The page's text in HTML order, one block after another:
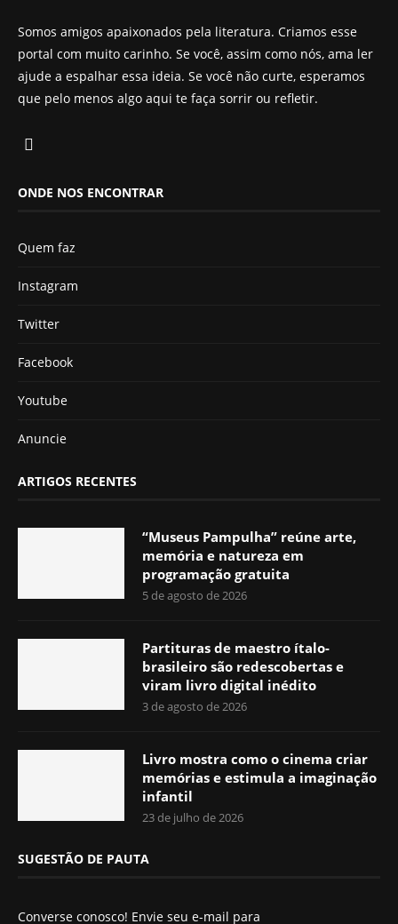
Somos amigos apaixonados pela literatura. Criamos esse
portal com muito carinho. Se você, assim como nós, ama ler
ajude a espalhar essa ideia. Se você não curte, esperamos
que pelo menos algo aqui te faça sorrir ou refletir.
ONDE NOS ENCONTRAR
Quem faz
Instagram
Twitter
Facebook
Youtube
Anuncie
ARTIGOS RECENTES
“Museus Pampulha” reúne arte,
memória e natureza em
programação gratuita
5 de agosto de 2026
Partituras de maestro ítalo-
brasileiro são redescobertas e
viram livro digital inédito
3 de agosto de 2026
Livro mostra como o cinema criar
memórias e estimula a imaginação
infantil
23 de julho de 2026
SUGESTÃO DE PAUTA
Converse conosco! Envie seu e-mail para